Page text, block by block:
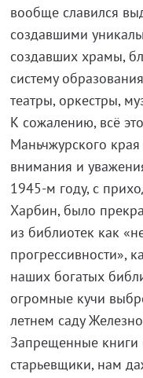
вообще славился
создавшими
создавших храмы,
систему
театры, оркестры,
К сожалению, всё
Маньчжурского
внимания и
1945-м году, с
Харбин, было
из библиотек как
прогрессивности»,
наших богатых
огромные кучи
летнем саду
Запрещенные книги
старьевщики, нам